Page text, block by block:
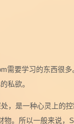
需要学习的东西很
私欲。
，是一种心灵上的
。所以一般来说，